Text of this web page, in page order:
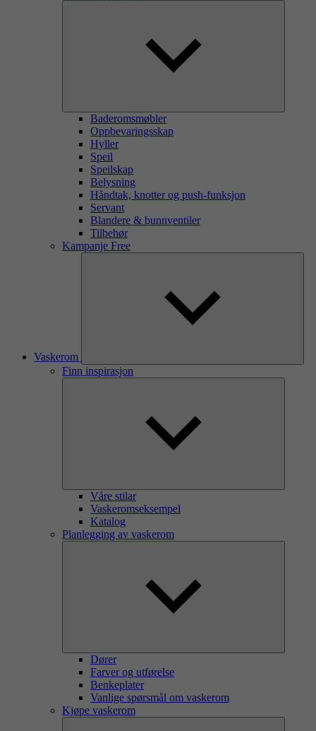
Baderomsmøbler
Oppbevaringsskap
Hyller
Speil
Speilskap
Belysning
Håndtak, knotter og push-funksjon
Servant
Blandere & bunnventiler
Tilbehør
Kampanje Free
Vaskerom
Finn inspirasjon
Våre stilar
Vaskeromseksempel
Katalog
Planlegging av vaskerom
Dører
Farver og utførelse
Benkeplater
Vanlige spørsmål om vaskerom
Kjøpe vaskerom